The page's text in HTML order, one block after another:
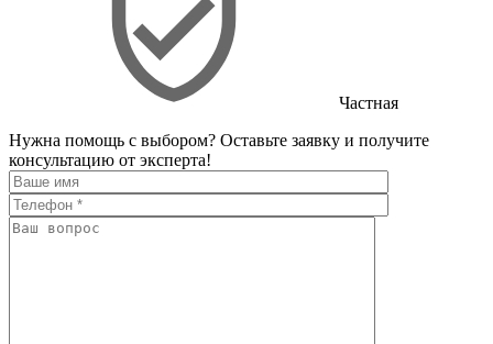
Частная
Нужна помощь с выбором? Оставьте заявку и получите
консультацию от эксперта!